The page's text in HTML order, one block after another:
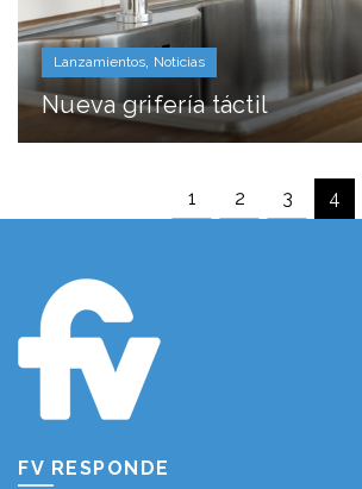
Lanzamientos Noticias
Nueva grifería táctil
1 2 3 4
FV RESPONDE